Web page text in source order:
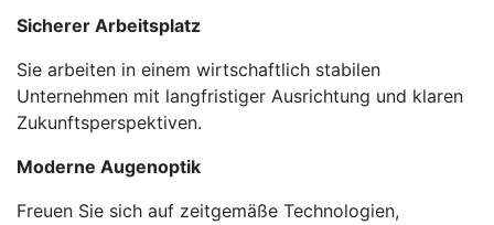
Sicherer Arbeitsplatz
Sie arbeiten in einem wirtschaftlich stabilen
Unternehmen mit langfristiger Ausrichtung und klaren
Zukunftsperspektiven.
Moderne Augenoptik
Freuen Sie sich auf zeitgemäße Technologien,